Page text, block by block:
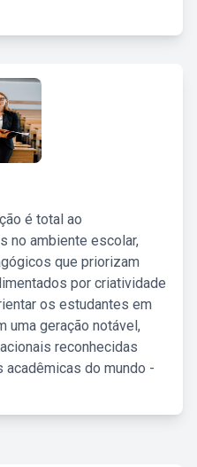
é total ao
no ambiente escolar,
que priorizam
por criatividade
os estudantes em
uma geração notável,
reconhecidas
do mundo -